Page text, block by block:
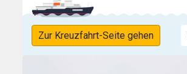
Zur Kreuzfahrt-Seite gehen